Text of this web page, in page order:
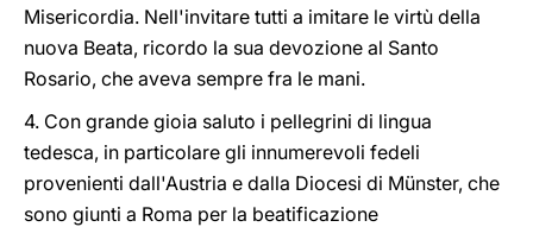
Misericordia. Nell'invitare tutti a imitare le virtù della
nuova Beata, ricordo la sua devozione al Santo
Rosario, che aveva sempre fra le mani.
4. Con grande gioia saluto i pellegrini di lingua
tedesca, in particolare gli innumerevoli fedeli
provenienti dall'Austria e dalla Diocesi di Münster, che
sono giunti a Roma per la beatificazione